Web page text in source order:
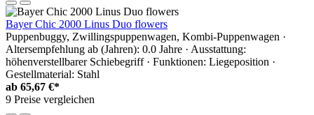
Bayer Chic 2000 Linus Duo flowers
Puppenbuggy, Zwillingspuppenwagen, Kombi-Puppenwagen ·
Altersempfehlung ab (Jahren): 0.0 Jahre · Ausstattung:
höhenverstellbarer Schiebegriff · Funktionen: Liegeposition ·
Gestellmaterial: Stahl
ab 65,67 €*
9 Preise vergleichen